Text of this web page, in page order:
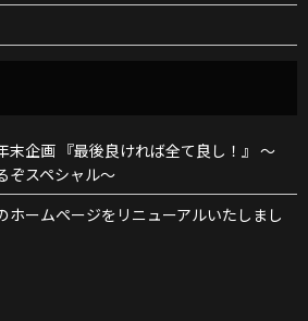
末企画 『最後良ければ全て良し！』 ～
ぞスペシャル～
ホームページをリニューアルいたしまし